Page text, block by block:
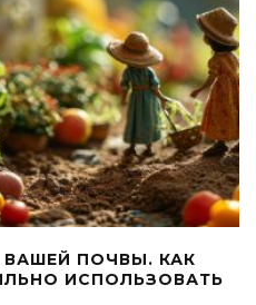
ПОЧВЫ. КАК
ИСПОЛЬЗОВАТЬ